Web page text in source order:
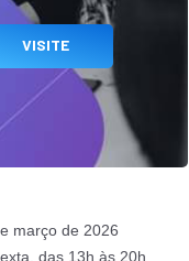
VISITE
março de 2026
das 13h às 20h